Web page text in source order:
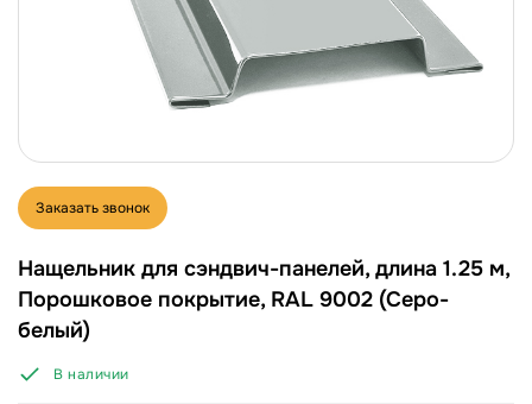
Заказать звонок
Нащельник для сэндвич-панелей, длина 1.25 м,
Порошковое покрытие, RAL 9002 (Серо-
белый)
В наличии